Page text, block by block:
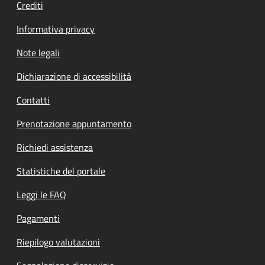
Crediti
Informativa privacy
Note legali
Dichiarazione di accessibilità
Contatti
Prenotazione appuntamento
Richiedi assistenza
Statistiche del portale
Leggi le FAQ
Pagamenti
Riepilogo valutazioni